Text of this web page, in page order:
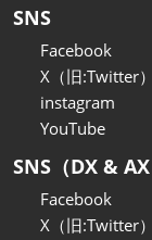
SNS
Facebook
X（旧:Twitter）
instagram
YouTube
SNS（DX & AX
Facebook
X（旧:Twitter）